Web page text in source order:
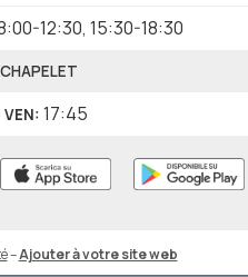
12:30, 15:30-18:30
CHAPELET
: 17:45
17:30
–Ajouter à votre site web